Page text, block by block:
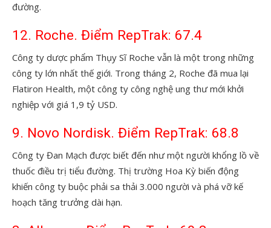
đường.
12. Roche. Điểm RepTrak: 67.4
Công ty dược phẩm Thụy Sĩ Roche vẫn là một trong những
công ty lớn nhất thế giới. Trong tháng 2, Roche đã mua lại
Flatiron Health, một công ty công nghệ ung thư mới khởi
nghiệp với giá 1,9 tỷ USD.
9. Novo Nordisk. Điểm RepTrak: 68.8
Công ty Đan Mạch được biết đến như một người khổng lồ về
thuốc điều trị tiểu đường. Thị trường Hoa Kỳ biến động
khiến công ty buộc phải sa thải 3.000 người và phá vỡ kế
hoạch tăng trưởng dài hạn.